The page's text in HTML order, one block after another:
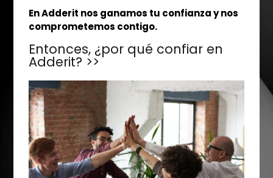
En Adderit nos ganamos tu confianza y nos
comprometemos contigo.
Entonces, ¿por qué confiar en
Adderit? >>